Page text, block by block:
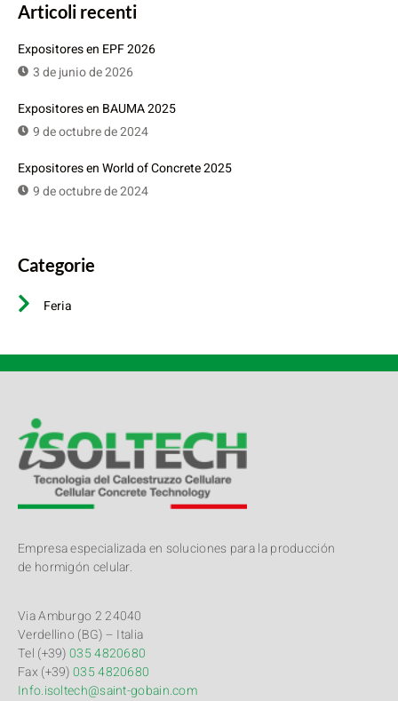
Articoli recenti
Expositores en EPF 2026
3 de junio de 2026
Expositores en BAUMA 2025
9 de octubre de 2024
Expositores en World of Concrete 2025
9 de octubre de 2024
Categorie
Feria
Empresa especializada en soluciones para la producción
de hormigón celular.
Via Amburgo 2 24040
Verdellino (BG) – Italia
Tel (+39)035 4820680
Fax (+39)035 4820680
Info.isoltech@saint-gobain.com